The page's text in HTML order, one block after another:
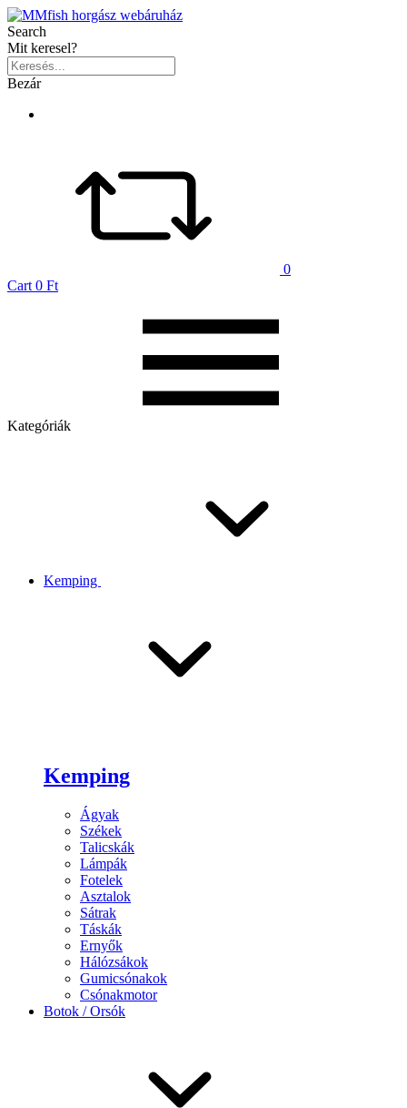
Search
Mit keresel?
Bezár
0
Cart 0 Ft
Kategóriák
Kemping
Kemping
Ágyak
Székek
Talicskák
Lámpák
Fotelek
Asztalok
Sátrak
Táskák
Ernyők
Hálózsákok
Gumicsónakok
Csónakmotor
Botok / Orsók